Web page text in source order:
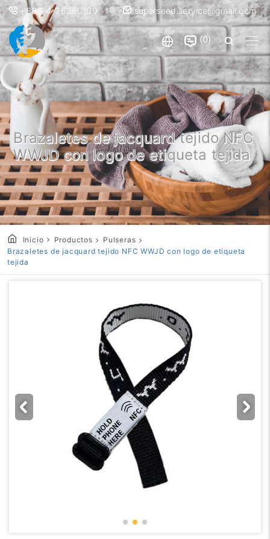
+886-4-26360100 superseed.service@gmail.com
0
Brazaletes de jacquard tejido NFC
WWJD con logo de etiqueta tejida
Inicio Productos
Pulseras
Brazaletes de jacquard tejido NFC WWJD con logo de etiqueta
tejida